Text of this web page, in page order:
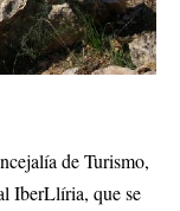
de Turismo,
IberLlíria, que se